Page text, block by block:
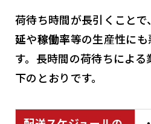
荷待ち時間が長引くことで、
延や稼働率等の生産性に
す。長時間の荷待ちによ
下のとおりです。